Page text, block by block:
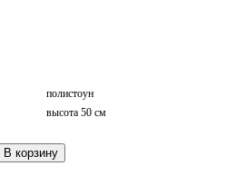
полистоун
высота 50 см